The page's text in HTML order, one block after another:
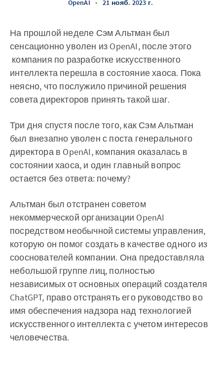
OpenAI • 21 нояб. 2023 г.
На прошлой неделе Сэм Альтман был
сенсационно уволен из OpenAI, после этого
компания по разработке искусственного
интеллекта перешла в состояние хаоса. Пока
неясно, что послужило причиной решения
совета директоров принять такой шаг.
Три дня спустя после того, как Сэм Альтман
был внезапно уволен с поста генерального
директора в OpenAI, компания оказалась в
состоянии хаоса, и один главный вопрос
остается без ответа: почему?
Альтман был отстранен советом
некоммерческой организации OpenAI
посредством необычной системы управления,
которую он помог создать в качестве одного из
сооснователей компании. Она предоставляла
небольшой группе лиц, полностью
независимых от основных операций создателя
ChatGPT, право отстранять его руководство во
имя обеспечения надзора над технологией
искусственного интеллекта с учетом интересов
человечества.